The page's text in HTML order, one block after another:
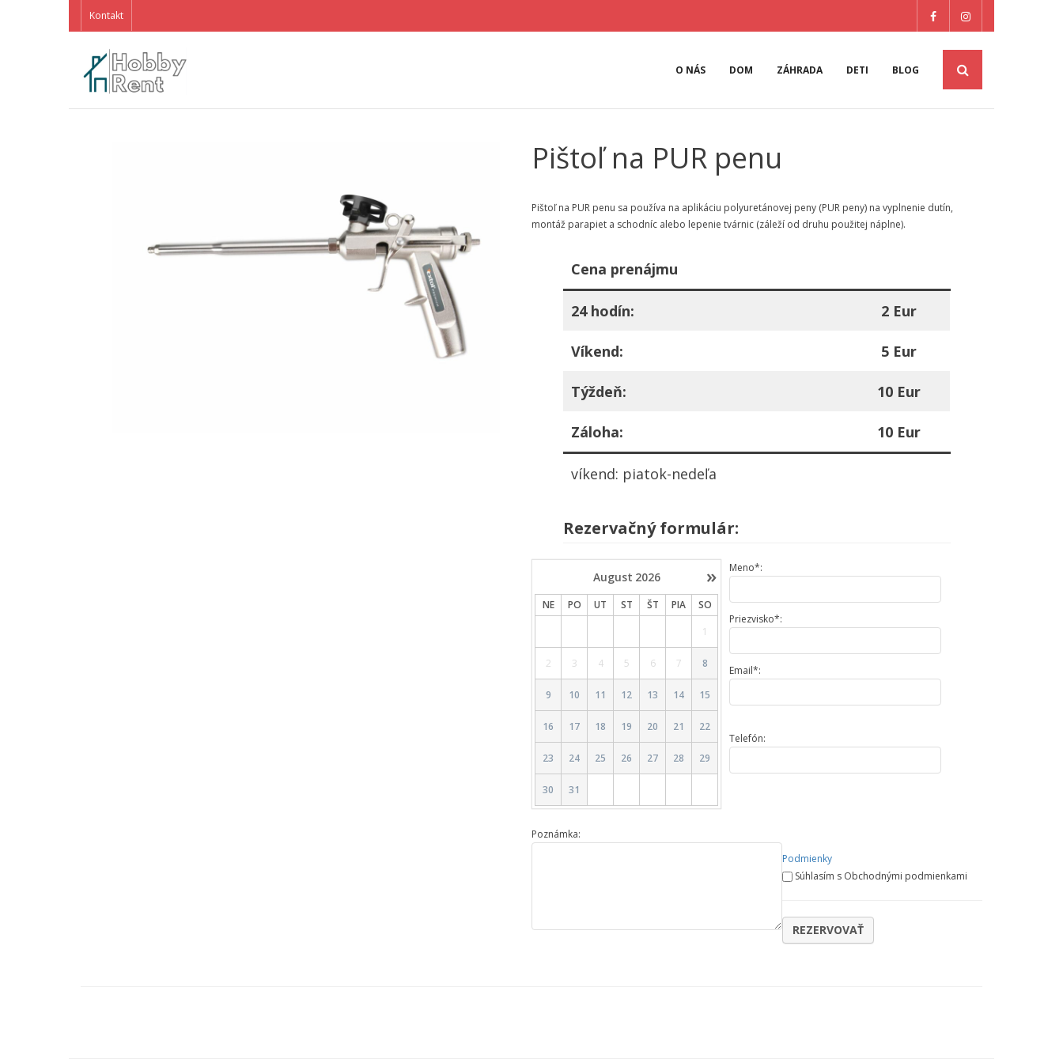
Kontakt
O NÁS DOM ZÁHRADA DETI BLOG
Pištoľ na PUR penu
Pištoľ na PUR penu sa používa na aplikáciu polyuretánovej peny (PUR peny) na vyplnenie dutín,
montáž parapiet a schodníc alebo lepenie tvárnic (záleží od druhu použitej náplne).
Cena prenájmu
24 hodín: 2 Eur
Víkend: 5 Eur
Týždeň: 10 Eur
Záloha: 10 Eur
víkend: piatok-nedeľa
Rezervačný formulár:
»
August 2026
NE PO UT ST ŠT PIA
SO
1
2 3 4 5 6 7 8
9 10 11 12 13 14 15
16 17 18 19 20 21 22
23 24 25 26 27 28 29
30 31
Meno*:
Priezvisko*:
Email*:
Telefón:
Poznámka:
Podmienky
Súhlasím s Obchodnými podmienkami